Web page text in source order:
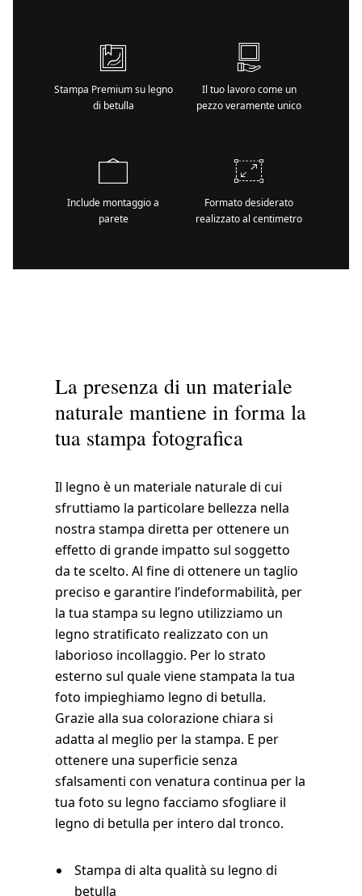
Stampa Premium su legno
di betulla
Il tuo lavoro come un
pezzo veramente unico
Include montaggio a
parete
Formato desiderato
realizzato al centimetro
La presenza di un materiale
naturale mantiene in forma la
tua stampa fotografica
Il legno è un materiale naturale di cui
sfruttiamo la particolare bellezza nella
nostra stampa diretta per ottenere un
effetto di grande impatto sul soggetto
da te scelto. Al fine di ottenere un taglio
preciso e garantire l’indeformabilità, per
la tua stampa su legno utilizziamo un
legno stratificato realizzato con un
laborioso incollaggio. Per lo strato
esterno sul quale viene stampata la tua
foto impieghiamo legno di betulla.
Grazie alla sua colorazione chiara si
adatta al meglio per la stampa. E per
ottenere una superficie senza
sfalsamenti con venatura continua per la
tua foto su legno facciamo sfogliare il
legno di betulla per intero dal tronco.
Stampa di alta qualità su legno di
betulla